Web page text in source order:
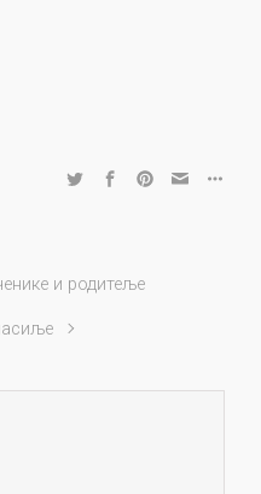
и родитеље